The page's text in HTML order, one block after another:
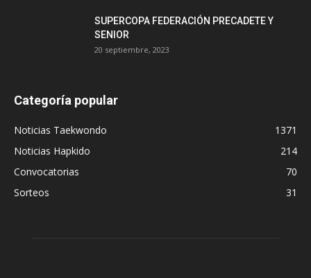
SUPERCOPA FEDERACIÓN PRECADETE Y
SENIOR
20 septiembre, 2023
Categoría popular
Noticias Taekwondo
1371
Noticias Hapkido
214
Convocatorias
70
Sorteos
31